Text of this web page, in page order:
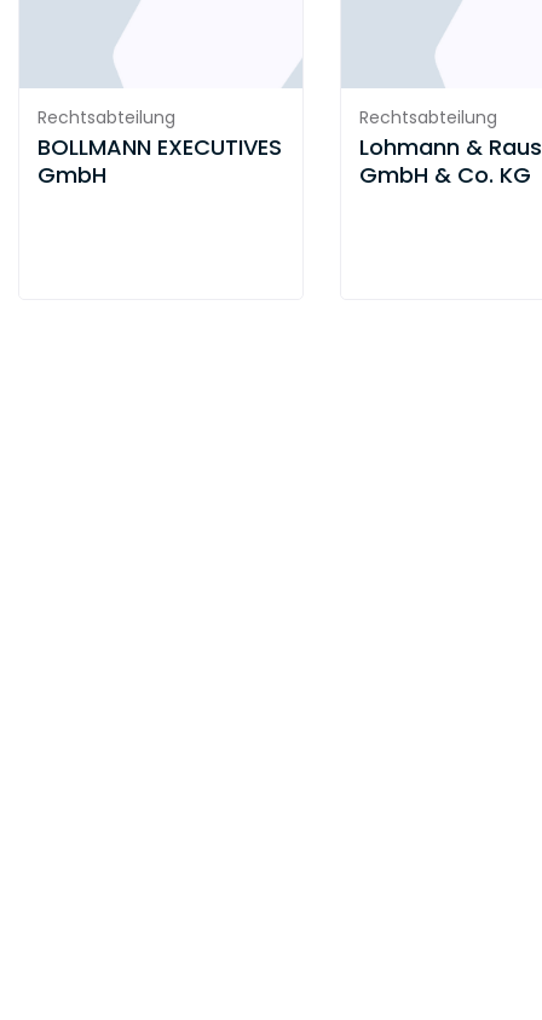
Rechtsabteilung
BOLLMANN EXECUTIVES
GmbH
Rechtsabteilung
Lohmann &
GmbH & Co. KG